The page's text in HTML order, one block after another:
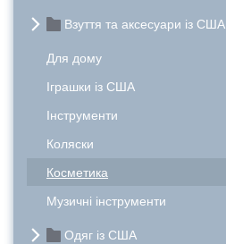
Взуття та аксесуари із США
Для дому
Іграшки із США
Інструменти
Коляски
Косметика
Музичні інструменти
Одяг із США